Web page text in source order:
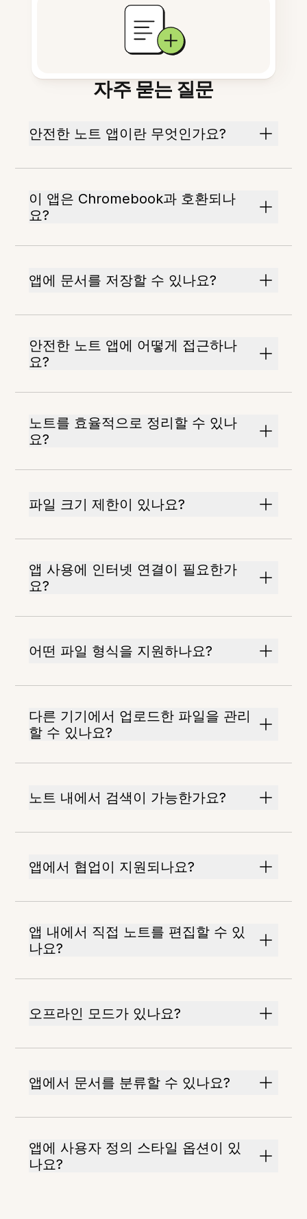
자주 묻는 질문
안전한 노트 앱이란 무엇인가요?
이 앱은 Chromebook과 호환되나
요?
앱에 문서를 저장할 수 있나요?
안전한 노트 앱에 어떻게 접근하나
요?
노트를 효율적으로 정리할 수 있나
요?
파일 크기 제한이 있나요?
앱 사용에 인터넷 연결이 필요한가
요?
어떤 파일 형식을 지원하나요?
다른 기기에서 업로드한 파일을 관리
할 수 있나요?
노트 내에서 검색이 가능한가요?
앱에서 협업이 지원되나요?
앱 내에서 직접 노트를 편집할 수 있
나요?
오프라인 모드가 있나요?
앱에서 문서를 분류할 수 있나요?
앱에 사용자 정의 스타일 옵션이 있
나요?